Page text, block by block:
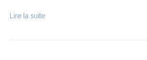
Lire la suite